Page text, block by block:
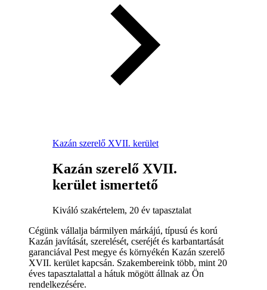
Kazán szerelő XVII. kerület
Kazán szerelő XVII.
kerület ismertető
Kiváló szakértelem, 20 év tapasztalat
Cégünk vállalja bármilyen márkájú, típusú és korú
Kazán javítását, szerelését, cseréjét és karbantartását
garanciával Pest megye és környékén Kazán szerelő
XVII. kerület kapcsán. Szakembereink több, mint 20
éves tapasztalattal a hátuk mögött állnak az Ön
rendelkezésére.